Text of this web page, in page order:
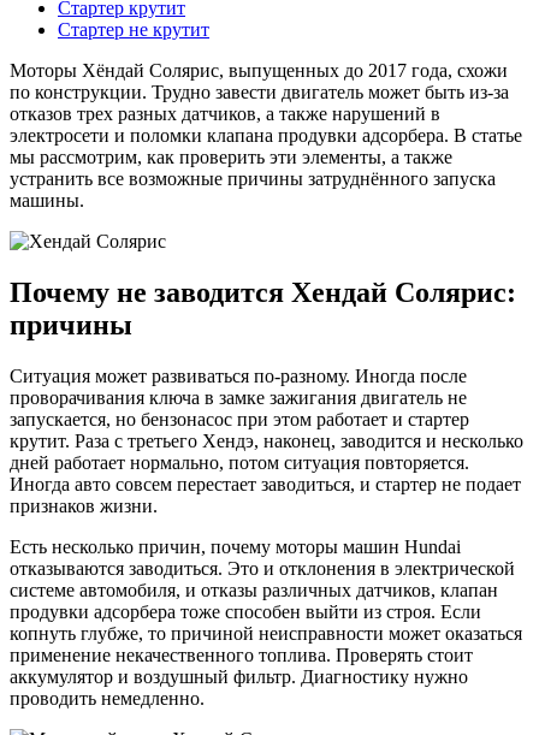
Стартер крутит
Стартер не крутит
Моторы Хёндай Солярис, выпущенных до 2017 года, схожи
по конструкции. Трудно завести двигатель может быть из-за
отказов трех разных датчиков, а также нарушений в
электросети и поломки клапана продувки адсорбера. В статье
мы рассмотрим, как проверить эти элементы, а также
устранить все возможные причины затруднённого запуска
машины.
Почему не заводится Хендай Солярис:
причины
Ситуация может развиваться по-разному. Иногда после
проворачивания ключа в замке зажигания двигатель не
запускается, но бензонасос при этом работает и стартер
крутит. Раза с третьего Хендэ, наконец, заводится и несколько
дней работает нормально, потом ситуация повторяется.
Иногда авто совсем перестает заводиться, и стартер не подает
признаков жизни.
Есть несколько причин, почему моторы машин Hundai
отказываются заводиться. Это и отклонения в электрической
системе автомобиля, и отказы различных датчиков, клапан
продувки адсорбера тоже способен выйти из строя. Если
копнуть глубже, то причиной неисправности может оказаться
применение некачественного топлива. Проверять стоит
аккумулятор и воздушный фильтр. Диагностику нужно
проводить немедленно.